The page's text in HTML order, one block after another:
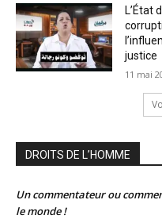
L’État
justice
11 mai
DROITS DE L’HOMME
Un commentateur ou
le monde !